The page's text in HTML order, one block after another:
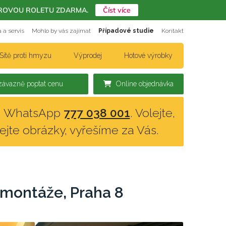
a servis Mohlo by vás zajímat Případové studie Kontakt
proti hmyzu Výprodej Hotové výrobky
Online objednávka
poptat cenu
WhatsApp 777 038 001. Volejte,
obrázky, vyřešíme za Vás.
Praha 8
ROLETU ZDARMA. Číst více